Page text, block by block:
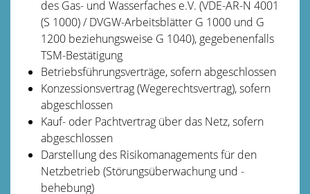
des Gas- und Wasserfaches e.V. (VDE-AR-N 4001
(S 1000) / DVGW-Arbeitsblätter G 1000 und G
1200 beziehungsweise G 1040), gegebenenfalls
TSM-Bestätigung
Betriebsführungsverträge, sofern abgeschlossen
Konzessionsvertrag (Wegerechtsvertrag), sofern
abgeschlossen
Kauf- oder Pachtvertrag über das Netz, sofern
abgeschlossen
Darstellung des Risikomanagements für den
Netzbetrieb (Störungsüberwachung und -
behebung)